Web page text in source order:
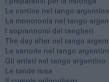
Le cortine nel tango argentino
La monotonia nel tango
I soprannomi dei tangheri
The day after nel tango
Le sartorie nel tango
Gli artisti nel tango argentino
Le tande rosa